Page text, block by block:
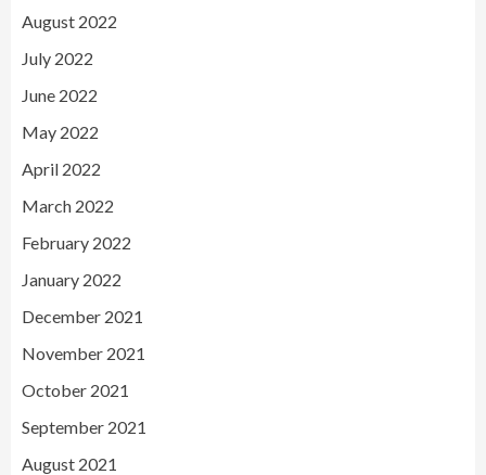
August 2022
July 2022
June 2022
May 2022
April 2022
March 2022
February 2022
January 2022
December 2021
November 2021
October 2021
September 2021
August 2021